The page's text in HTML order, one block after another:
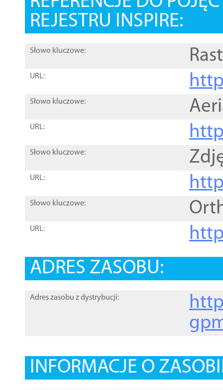
REJESTRU INSPIRE:
Słowo kluczowe:
URL:
Słowo kluczowe:
URL:
Słowo kluczowe:
URL:
Słowo kluczowe:
URL:
ADRES ZASOBU:
Adres zasobu z dystrybucji:
INFORMACJE O